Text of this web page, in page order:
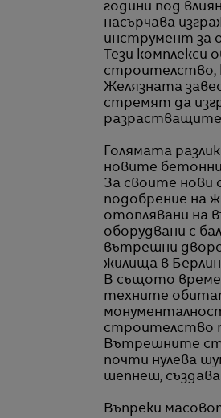
години под
насърчава
инструмент за
Тези комплекси
строителство,
Желязната
стремят да
разрастващите
Голямата
новите
За своите нови
подобрение на
отоплявани на
оборудвани с
вътрешни
жилища в
В същото време
техните
строителство
Вътрешните
почти нулева
шепнеш,
Въпреки